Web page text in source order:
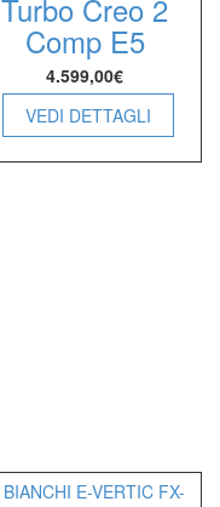
Turbo Creo 2
Comp E5
4.599,00€
VEDI DETTAGLI